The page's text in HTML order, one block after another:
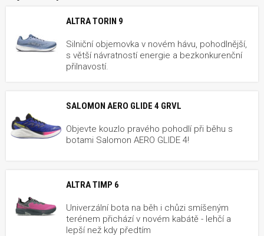
ALTRA TORIN 9
Silniční objemovka v novém hávu, pohodlnější,
s větší návratností energie a bezkonkurenční
přilnavostí.
SALOMON AERO GLIDE 4 GRVL
Objevte kouzlo pravého pohodlí při běhu s
botami Salomon AERO GLIDE 4!
ALTRA TIMP 6
Univerzální bota na běh i chůzi smíšeným
terénem přichází v novém kabátě - lehčí a
lepší než kdy předtím